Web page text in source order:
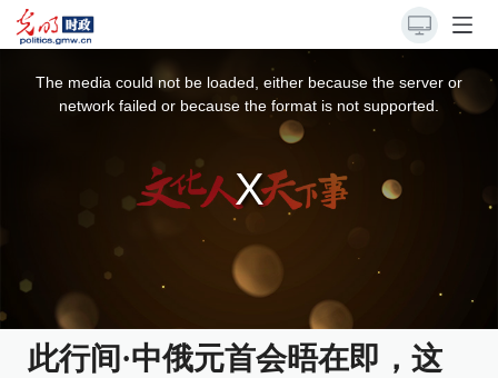
The media could not be loaded, either because the server or
network failed or because the format is not supported.
此行间·中俄元首会晤在即，这